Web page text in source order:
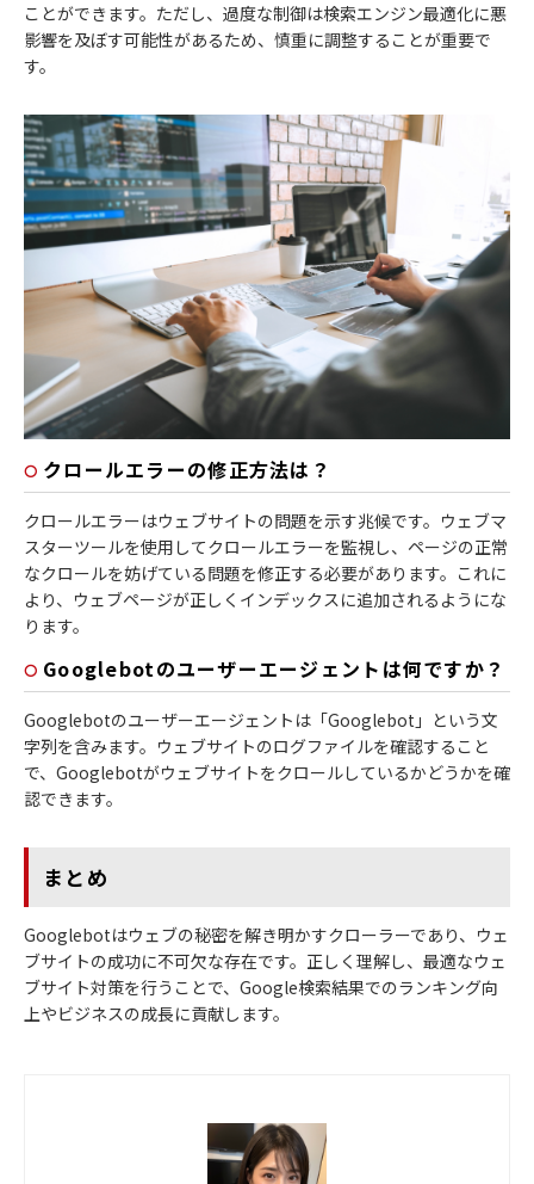
ことができます。ただし、過度な制御は検索エンジン最適化に悪
影響を及ぼす可能性があるため、慎重に調整することが重要で
す。
クロールエラーの修正方法は？
クロールエラーはウェブサイトの問題を示す兆候です。ウェブマ
スターツールを使用してクロールエラーを監視し、ページの正常
なクロールを妨げている問題を修正する必要があります。これに
より、ウェブページが正しくインデックスに追加されるようにな
ります。
Googlebotのユーザーエージェントは何ですか？
Googlebotのユーザーエージェントは「Googlebot」という文
字列を含みます。ウェブサイトのログファイルを確認すること
で、Googlebotがウェブサイトをクロールしているかどうかを確
認できます。
まとめ
Googlebotはウェブの秘密を解き明かすクローラーであり、ウェ
ブサイトの成功に不可欠な存在です。正しく理解し、最適なウェ
ブサイト対策を行うことで、Google検索結果でのランキング向
上やビジネスの成長に貢献します。